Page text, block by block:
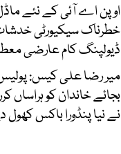
اوپن اے آئی کے نئے ماڈل
خطرناک سیکیورٹی
ڈیولپنگ کام عارضی
میر رضا علی کیس:
بجائے خاندان کو ہراساں
نے نیا پنڈورا باکس کھول